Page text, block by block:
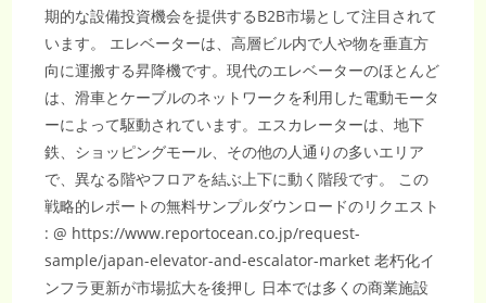
期的な設備投資機会を提供するB2B市場として注目されて
います。 エレベーターは、高層ビル内で人や物を垂直方
向に運搬する昇降機です。現代のエレベーターのほとんど
は、滑車とケーブルのネットワークを利用した電動モータ
ーによって駆動されています。エスカレーターは、地下
鉄、ショッピングモール、その他の人通りの多いエリア
で、異なる階やフロアを結ぶ上下に動く階段です。 この
戦略的レポートの無料サンプルダウンロードのリクエスト
: @ https://www.reportocean.co.jp/request-
sample/japan-elevator-and-escalator-market 老朽化イ
ンフラ更新が市場拡大を後押し 日本では多くの商業施設